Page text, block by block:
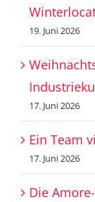
19. Juni 2026
17. Juni 2026
Ein Team
17. Juni 2026
Die